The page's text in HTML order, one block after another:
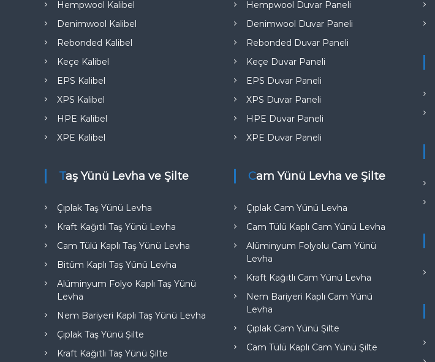
k
y
e
Hempwool Kalibel
Denimwool Kalibel
Rebonded Kalibel
Keçe Kalibel
EPS Kalibel
XPS Kalibel
HPE Kalibel
XPE Kalibel
Taş Yünü Levha ve Şilte
Çıplak Taş Yünü Levha
Kraft Kağıtlı Taş Yünü Levha
Cam Tülü Kaplı Taş Yünü Levha
Bitüm Kaplı Taş Yünü Levha
Alüminyum Folyo Kaplı Taş Yünü
Levha
Nem Bariyeri Kaplı Taş Yünü Levha
Çıplak Taş Yünü Şilte
Kraft Kağıtlı Taş Yünü Şilte
Hempwool Duvar Paneli
Denimwool Duvar Paneli
Rebonded Duvar Paneli
Keçe Duvar Paneli
EPS Duvar Paneli
XPS Duvar Paneli
HPE Duvar Paneli
XPE Duvar Paneli
Cam Yünü Levha ve Şilte
Çıplak Cam Yünü Levha
Cam Tülü Kaplı Cam Yünü Levha
Alüminyum Folyolu Cam Yünü
Levha
Kraft Kağıtlı Cam Yünü Levha
Nem Bariyeri Kaplı Cam Yünü
Levha
Çıplak Cam Yünü Şilte
Cam Tülü Kaplı Cam Yünü Şilte